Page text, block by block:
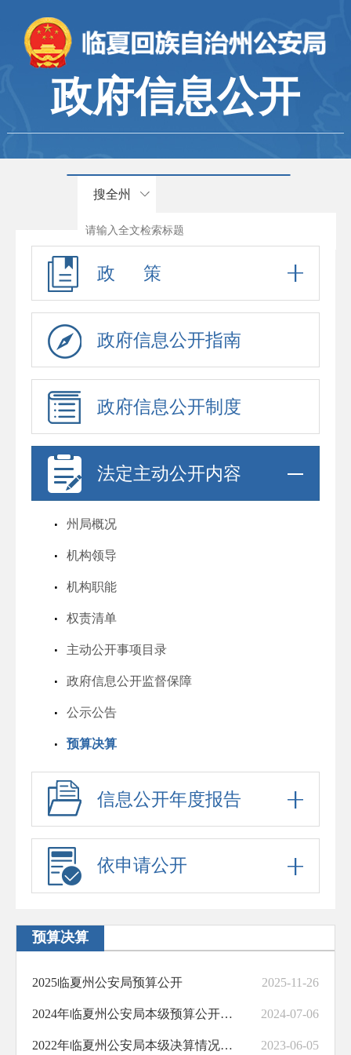
政府信息公开
搜全州
政 策
政府信息公开指南
政府信息公开制度
法定主动公开内容
州局概况
机构领导
机构职能
权责清单
主动公开事项目录
政府信息公开监督保障
公示公告
预算决算
信息公开年度报告
依申请公开
预算决算
2025临夏州公安局预算公开 2025-11-26
2024年临夏州公安局本级预算公开情况说明 2024-07-06
2022年临夏州公安局本级决算情况说明 2023-06-05